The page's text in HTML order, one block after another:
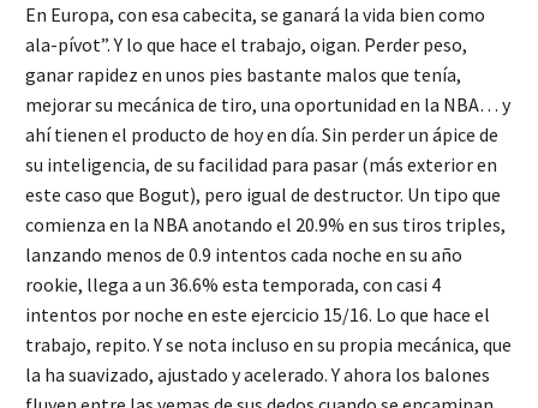
En Europa, con esa cabecita, se ganará la vida bien como
ala-pívot”. Y lo que hace el trabajo, oigan. Perder peso,
ganar rapidez en unos pies bastante malos que tenía,
mejorar su mecánica de tiro, una oportunidad en la NBA… y
ahí tienen el producto de hoy en día. Sin perder un ápice de
su inteligencia, de su facilidad para pasar (más exterior en
este caso que Bogut), pero igual de destructor. Un tipo que
comienza en la NBA anotando el 20.9% en sus tiros triples,
lanzando menos de 0.9 intentos cada noche en su año
rookie, llega a un 36.6% esta temporada, con casi 4
intentos por noche en este ejercicio 15/16. Lo que hace el
trabajo, repito. Y se nota incluso en su propia mecánica, que
la ha suavizado, ajustado y acelerado. Y ahora los balones